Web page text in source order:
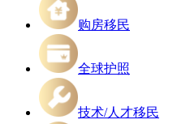
购房移民
全球护照
技术/人才移民